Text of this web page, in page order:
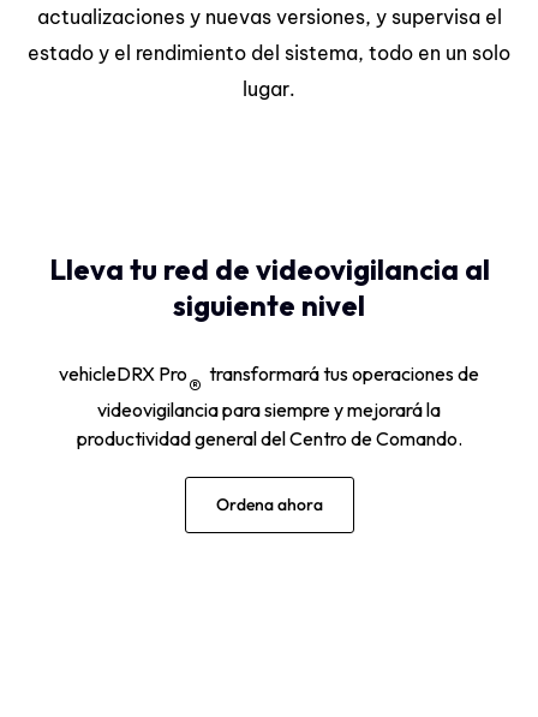
actualizaciones y nuevas versiones, y supervisa el
estado y el rendimiento del sistema, todo en un solo
lugar.
Lleva tu red de videovigilancia al
siguiente nivel
vehicleDRX Pro® transformará tus operaciones de
videovigilancia para siempre y mejorará la
productividad general del Centro de Comando.
Ordena ahora